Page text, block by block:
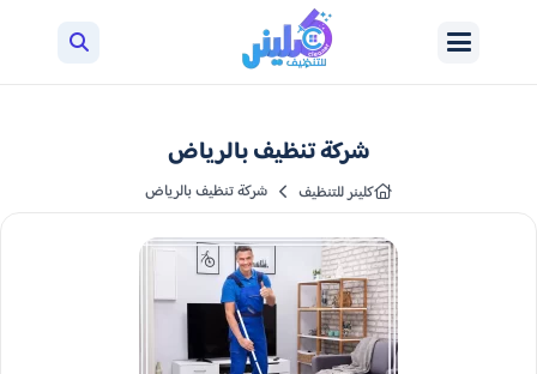
شركة تنظيف بالرياض
كلينر للتنظيف شركة تنظيف بالرياض